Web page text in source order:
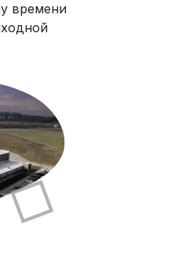
времени